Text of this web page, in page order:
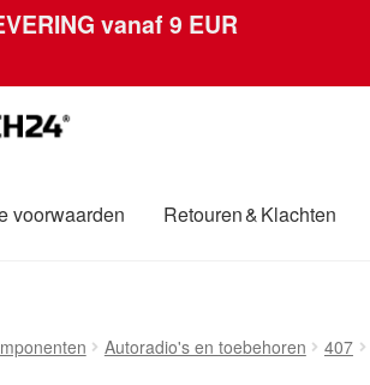
vanaf 9 EUR
voorwaarden Retouren & Klachten
verzendingWinkelwagen
Autoradio's en toebehoren 407